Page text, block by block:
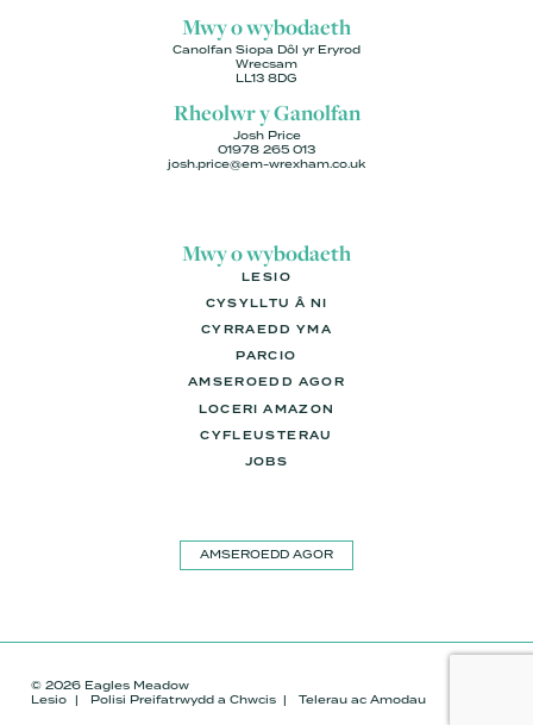
Mwy o wybodaeth
Canolfan Siopa Dôl yr Eryrod
Wrecsam
LL13 8DG
Rheolwr y Ganolfan
Josh Price
01978 265 013
josh.price@em-wrexham.co.uk
Mwy o wybodaeth
LESIO
CYSYLLTU Â NI
CYRRAEDD YMA
PARCIO
AMSEROEDD AGOR
LOCERI AMAZON
CYFLEUSTERAU
JOBS
AMSEROEDD AGOR
© 2026 Eagles Meadow
Lesio
Polisi Preifatrwydd a Chwcis Telerau ac Amodau